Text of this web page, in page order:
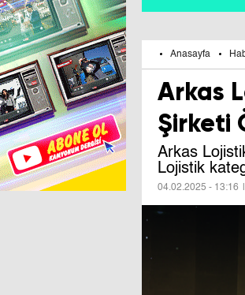
Anasayfa
Arkas
Şirketi
Arkas
Lojistik
04.02.2025 - 13:16